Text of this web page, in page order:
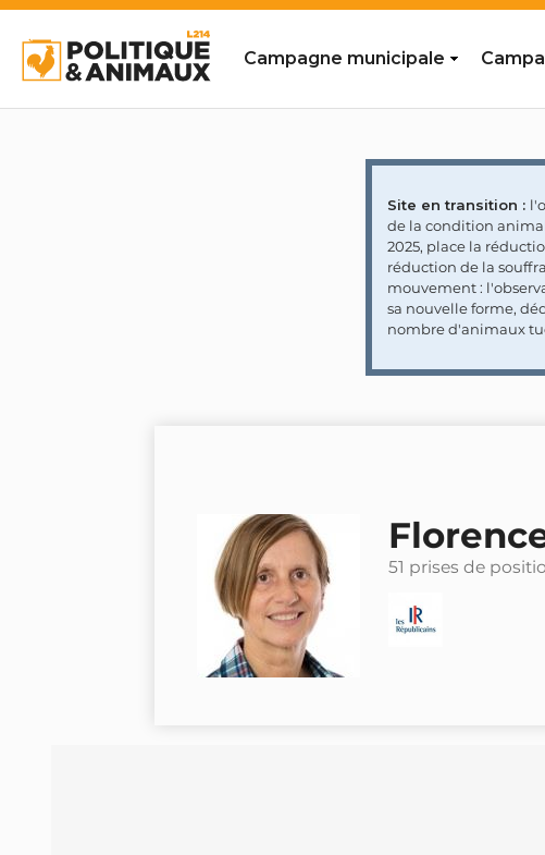
Campagne municipale
Site en transition :
de la condition
2025, place la
réduction de la
mouvement :
sa nouvelle forme,
nombre d'animaux
51 prises de